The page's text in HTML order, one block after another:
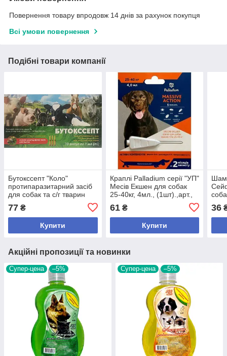
Повернення товару впродовж 14 днів за рахунок покупця
Всі умови повернення
Подібні товари компанії
Бутокссепт "Коло"
протипаразитарний засіб
для собак та с/г тварин
,1мл/10шт.,арт.,(26605), В
наявності
77 ₴
Купити
Краплі Palladium серії "УП"
Месів Екшен для собак
25-40кг, 4мл., (1шт).,арт.,
61₴
Купити
36
Акційні пропозиції та новинки
Супер-цена –5% Супер-цена –5%